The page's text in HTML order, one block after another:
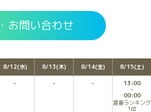
お問い合わせ
8/12(水) 8/13(木) 8/14(金) 8/15(土)
13:00
00:00
遅番ランキング
1位